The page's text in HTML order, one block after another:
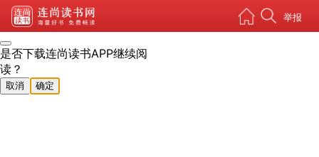
举报
是否下载连尚读书APP继续阅
读？
取消 确定